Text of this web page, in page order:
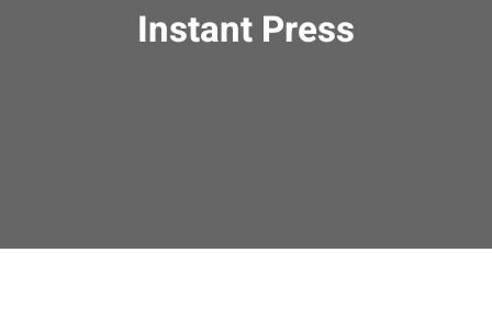
Instant Press